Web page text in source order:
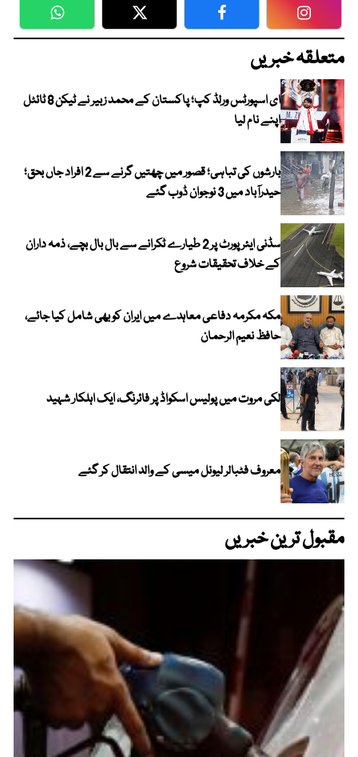
WhatsApp Twitter Facebook
متعلقہ خبریں
ای اسپورٹس ورلڈ کپ؛ پاکستان کے محمد زبیر نے ٹیکن 8 ٹائٹل
اپنے نام لیا
بارشوں کی تباہی؛ قصور میں چھتیں گرنے سے 2 افراد جاں بحق؛
حیدرآباد میں 3 نوجوان ڈوب گئے
سڈنی ایئرپورٹ پر 2 طیارے ٹکرانے سے بال بال بچے، ذمہ داران
کے خلاف تحقیقات شروع
مکہ مکرمہ دفاعی معاہدے میں ایران کو بھی شامل کیا جائے،
حافظ نعیم الرحمان
لکی مروت میں پولیس اسکواڈ پر فائرنگ، ایک اہلکار شہید
معروف فٹبالر لیونل میسی کے والد انتقال کر گئے
مقبول ترین خبریں